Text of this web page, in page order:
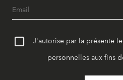
J'autorise par la présente
personnelles aux fins